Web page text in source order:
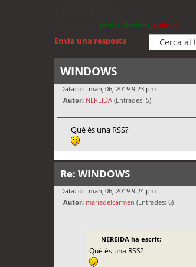
jordis Andreu cubells
Envia una resposta
WINDOWS
Data: dc. març 06, 2019 9:23 pm
Autor: NEREIDA (Entrades: 5)
Què és una RSS?
Re: WINDOWS
Data: dc. març 06, 2019 9:24 pm
Autor: mariadelcarmen (Entrades: 6)
NEREIDA ha escrit:
Què és una RSS?